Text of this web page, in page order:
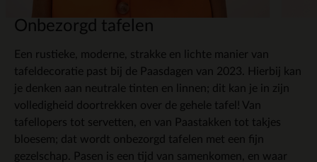
Onbezorgd tafelen
Een rustieke, moderne, strakke en lichte manier van
tafeldecoratie past bij de Paasdagen van 2023. Hierbij kan
je denken aan neutrale tinten en linnen; dit kan je in zijn
volledigheid doortrekken over de gehele tafel! Van
tafellopers tot servetten, en van Paastakken tot takjes
bloesem; dat wordt onbezorgd tafelen met een fijn
gezelschap. Pasen is een tijd van samenkomen, en waar